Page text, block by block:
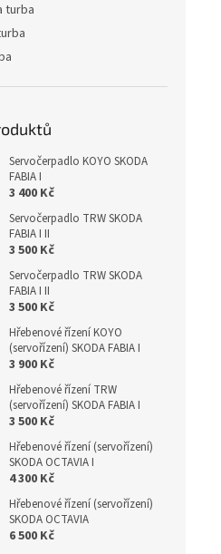
turba
Servočerpadlo KOYO SKODA
FABIA I
3 400 Kč
Servočerpadlo TRW SKODA
FABIA I II
3 500 Kč
Servočerpadlo TRW SKODA
FABIA I II
3 500 Kč
Hřebenové řízení KOYO
(servořízení) SKODA FABIA I
3 900 Kč
Hřebenové řízení TRW
(servořízení) SKODA FABIA I
3 500 Kč
Hřebenové řízení (servořízení)
SKODA OCTAVIA I
4 300 Kč
Hřebenové řízení (servořízení)
SKODA OCTAVIA
6 500 Kč